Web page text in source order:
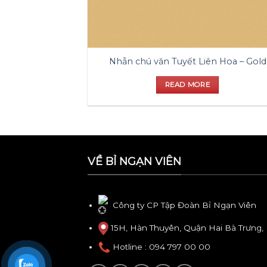
Nhẫn chú văn Tuyết Liên Hoa – Gold
READ MORE
VỀ BỈ NGẠN VIÊN
Công ty CP Tập Đoàn Bỉ Ngạn Viên
15H, Hàn Thuyên, Quận Hai Bà Trưng,
Hotline : 094 797 00 00